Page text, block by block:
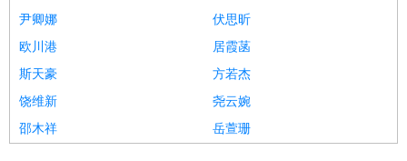
尹卿娜
伏思昕
欧川港
居霞菡
斯天豪
方若杰
饶维新
尧云婉
邵木祥
岳萱珊